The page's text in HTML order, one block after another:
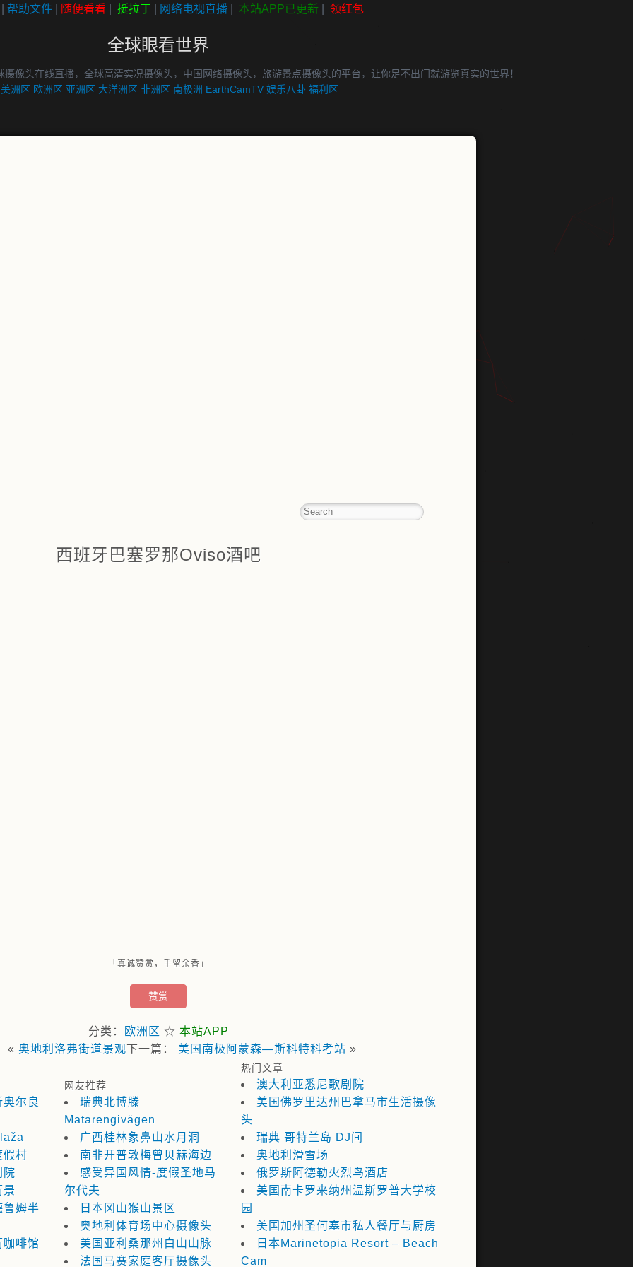
帮助文件| 随便看看 挺拉丁 网络电视直播| 本站APP已更新| 领红包
全球眼看世界
像头在线直播，全球高清实况摄像头，中国网络摄像头，旅游景点摄像头的平台，让你足不出门就游览真实的世界！
美洲区 欧洲区 亚洲区 大洋洲区 非洲区 南极洲 EarthCamTV 娱乐八卦 福利区
西班牙巴塞罗那Oviso酒吧
「真诚赞赏，手留余香」
赞赏
分类： 欧洲区 ☆ 本站APP
« 奥地利洛弗街道景观下一篇： 美国南极阿蒙森—斯科特科考站 »
尔良
假村
院
景
鲁姆半
啡馆
网友推荐
瑞典北博滕
Matarengivägen
广西桂林象鼻山水月洞
南非开普敦梅曾贝赫海边
感受异国风情-度假圣地马
尔代夫
日本冈山猴山景区
奥地利体育场中心摄像头
美国亚利桑那州白山山脉
法国马赛家庭客厅摄像头
热门文章
澳大利亚悉尼歌剧院
美国佛罗里达州巴拿马市生活摄像
头
瑞典 哥特兰岛 DJ间
奥地利滑雪场
俄罗斯阿德勒火烈鸟酒店
美国南卡罗来纳州温斯罗普大学校
园
美国加州圣何塞市私人餐厅与厨房
日本Marinetopia Resort – Beach
Cam